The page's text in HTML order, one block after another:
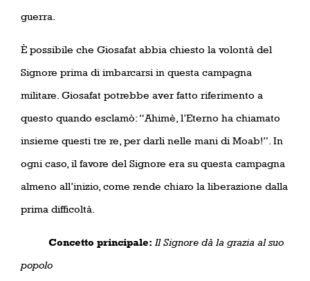
guerra.
È possibile che Giosafat abbia chiesto la volontà del
Signore prima di imbarcarsi in questa campagna
militare. Giosafat potrebbe aver fatto riferimento a
questo quando esclamò: “Ahimè, l’Eterno ha chiamato
insieme questi tre re, per darli nelle mani di Moab!”. In
ogni caso, il favore del Signore era su questa campagna
almeno all’inizio, come rende chiaro la liberazione dalla
prima difficoltà.
Concetto principale: Il Signore dà la grazia al suo
popolo